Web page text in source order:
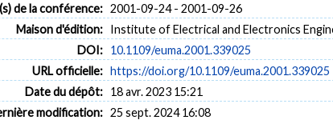
de la conférence: 2001-09-24 - 2001-09-26
Maison d'édition: Institute of Electrical and Electronics
DOI: 10.1109/euma.2001.339025
URL officielle: https://doi.org/10.1109/euma.2001.339025
Date du dépôt: 18 avr. 2023 15:21
modification: 25 sept. 2024 16:08